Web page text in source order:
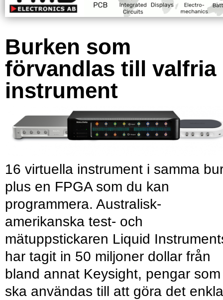
Burken som
förvandlas till valfria
instrument
16 virtuella instrument i samma
plus en FPGA som du kan
programmera. Australisk-
amerikanska test- och
mätuppstickaren Liquid
har tagit in 50 miljoner dollar från
bland annat Keysight, pengar som
ska användas till att göra det